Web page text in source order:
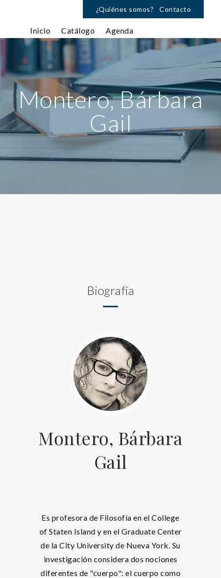
¿Quiénes somos? Contacto
Inicio Catálogo Agenda
Montero, Bárbara
Gail
Biografía
Montero, Bárbara
Gail
Es profesora de Filosofía en el College
of Staten Island y en el Graduate Center
de la City University de Nueva York. Su
investigación considera dos nociones
diferentes de "cuerpo": el cuerpo como